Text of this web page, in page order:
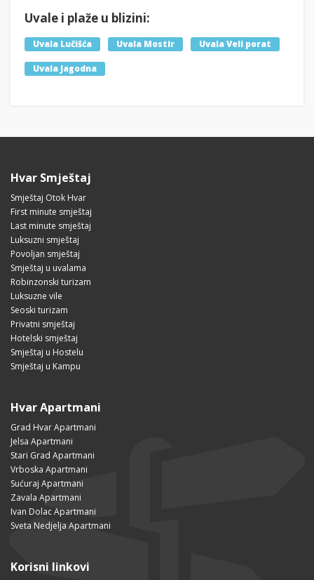
Uvale i plaže u blizini:
Uvala Lučišća Uvala Mostir Uvala Veli porat
Uvala Jagodna
Hvar Smještaj
Smještaj Otok Hvar
First minute smještaj
Last minute smještaj
Luksuzni smještaj
Povoljan smještaj
Smještaj u uvalama
Robinzonski turizam
Luksuzne vile
Seoski turizam
Privatni smještaj
Hotelski smještaj
Smještaj u Hostelu
Smještaj u Kampu
Hvar Apartmani
Grad Hvar Apartmani
Jelsa Apartmani
Stari Grad Apartmani
Vrboska Apartmani
Sućuraj Apartmani
Zavala Apartmani
Ivan Dolac Apartmani
Sveta Nedjelja Apartmani
Korisni linkovi